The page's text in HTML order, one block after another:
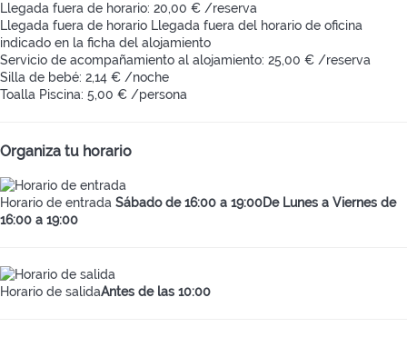
Llegada fuera de horario: 20,00 € /reserva
Llegada fuera de horario Llegada fuera del horario de oficina
indicado en la ficha del alojamiento
Servicio de acompañamiento al alojamiento: 25,00 € /reserva
Silla de bebé: 2,14 € /noche
Toalla Piscina: 5,00 € /persona
Organiza tu horario
Horario de entrada Sábado de 16:00 a 19:00De Lunes a Viernes de
16:00 a 19:00
Horario de salidaAntes de las 10:00